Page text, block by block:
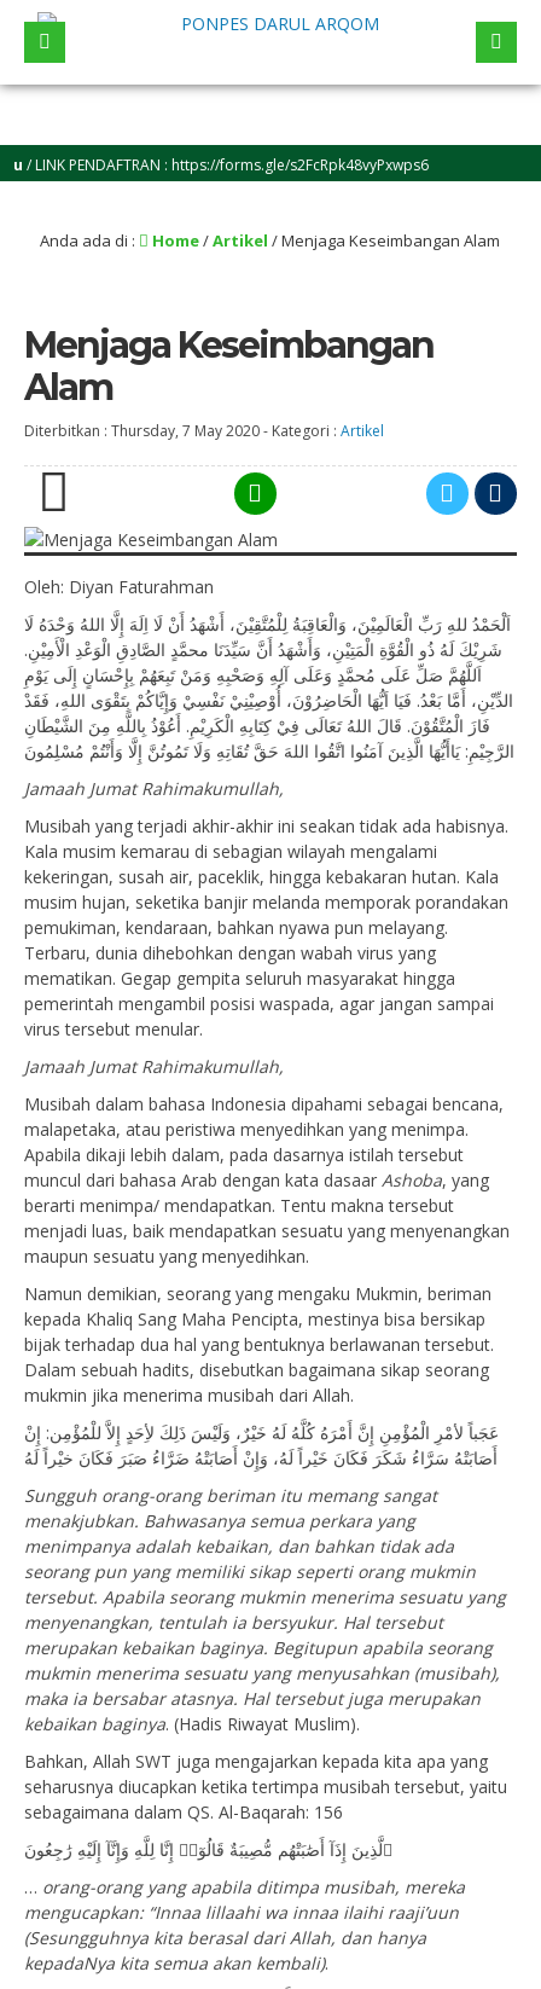
PENDAFTRAN : https://forms.gle/s2FcRpk48vyPxwps6
Anda ada di : Home/Artikel /Menjaga Keseimbangan Alam
Menjaga Keseimbangan
Alam
Diterbitkan : Thursday, 7 May 2020- Kategori : Artikel
Oleh: Diyan Faturahman
اَلْحَمْدُ للهِ رَبِّ الْعَالَمِيْنَ، وَالْعَاقِبَةُ لِلْمُتَّقِيْنَ، أَشْهَدُ أَنْ لَا اِلَهَ إِلَّا اللهُ وَحْدَهُ لَا
شَرِيْكَ لَهُ ذُو الْقُوَّةِ الْمَتِيْنِ، وَأَشْهَدُ أَنَّ سَيِّدَنَا محمَّدٍ الصَّادِقِ الْوَعْدِ الْأَمِيْنِ.
اَللَّهُمَّ صَلِّ عَلَى مُحمَّدٍ وَعَلَى آلِهِ وَصَحْبِهِ وَمَنْ تَبِعَهُمْ بِإِحْسَانٍ إِلَى يَوْمِ
الدِّيْنِ، أَمَّا بَعْدُ. فَيَا اَيُّهَا الْحَاضِرُوْنَ، أُوْصِيْنِيْ نَفْسِيْ وَإِيَّاكُمْ بِتَقْوَى اللهِ، فَقَدْ
فَازَ الْمُتَّقُوْنَ. قَالَ اللهُ تَعَالَى فِيْ كِتَابِهِ الْكَرِيْمِ. أَعُوْذُ بِاللَّهِ مِنَ الشَّيْطَانِ
الرَّجِيْمِ: يَاأَيُّهَا الَّذِينَ آمَنُوا اتَّقُوا اللهَ حَقَّ تُقَاتِهِ وَلَا تَمُوتُنَّ إِلَّا وَأَنْتُمْ مُسْلِمُونَ
Jamaah Jumat Rahimakumullah,
Musibah yang terjadi akhir-akhir ini seakan tidak ada habisnya.
Kala musim kemarau di sebagian wilayah mengalami
kekeringan, susah air, paceklik, hingga kebakaran hutan. Kala
musim hujan, seketika banjir melanda memporak porandakan
pemukiman, kendaraan, bahkan nyawa pun melayang.
Terbaru, dunia dihebohkan dengan wabah virus yang
mematikan. Gegap gempita seluruh masyarakat hingga
pemerintah mengambil posisi waspada, agar jangan sampai
virus tersebut menular.
Jamaah Jumat Rahimakumullah,
Musibah dalam bahasa Indonesia dipahami sebagai bencana,
malapetaka, atau peristiwa menyedihkan yang menimpa.
Apabila dikaji lebih dalam, pada dasarnya istilah tersebut
muncul dari bahasa Arab dengan kata dasaar Ashoba, yang
berarti menimpa/ mendapatkan. Tentu makna tersebut
menjadi luas, baik mendapatkan sesuatu yang menyenangkan
maupun sesuatu yang menyedihkan.
Namun demikian, seorang yang mengaku Mukmin, beriman
kepada Khaliq Sang Maha Pencipta, mestinya bisa bersikap
bijak terhadap dua hal yang bentuknya berlawanan tersebut.
Dalam sebuah hadits, disebutkan bagaimana sikap seorang
mukmin jika menerima musibah dari Allah.
عَجَباً لأمْرِ الْمُؤْمِنِ إِنَّ أَمْرَهُ كُلَّهُ لَهُ خَيْرٌ، وَلَيْسَ ذَلِكَ لأِحَدٍ إِلاَّ للْمُؤْمِن: إِنْ
أَصَابَتْهُ سَرَّاءُ شَكَرَ فَكَانَ خَيْراً لَهُ، وَإِنْ أَصَابَتْهُ ضَرَّاءُ صَبَرَ فَكَانَ خيْراً لَهُ
Sungguh orang-orang beriman itu memang sangat
menakjubkan. Bahwasanya semua perkara yang
menimpanya adalah kebaikan, dan bahkan tidak ada
seorang pun yang memiliki sikap seperti orang mukmin
tersebut. Apabila seorang mukmin menerima sesuatu yang
menyenangkan, tentulah ia bersyukur. Hal tersebut
merupakan kebaikan baginya. Begitupun apabila seorang
mukmin menerima sesuatu yang menyusahkan (musibah),
maka ia bersabar atasnya. Hal tersebut juga merupakan
kebaikan baginya. (Hadis Riwayat Muslim).
Bahkan, Allah SWT juga mengajarkan kepada kita apa yang
seharusnya diucapkan ketika tertimpa musibah tersebut, yaitu
sebagaimana dalam QS. Al-Baqarah: 156
ٱلَّذِينَ إِذَآ أَصَٰبَتْهُم مُّصِيبَةٌ قَالُوٓا۟ إِنَّا لِلَّهِ وَإِنَّآ إِلَيْهِ رَٰجِعُونَ
… orang-orang yang apabila ditimpa musibah, mereka
mengucapkan: “Innaa lillaahi wa innaa ilaihi raaji’uun
(Sesungguhnya kita berasal dari Allah, dan hanya
kepadaNya kita semua akan kembali).